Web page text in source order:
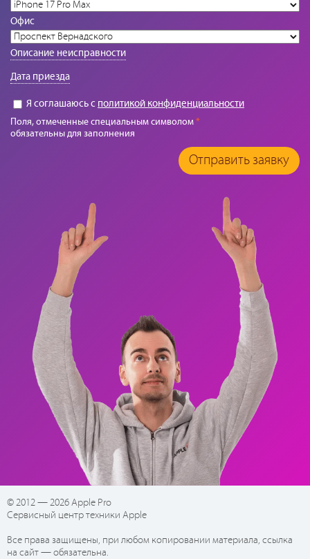
Офис
Описание неисправности
Дата приезда
Я соглашаюсь с политикой конфиденциальности
Поля, отмеченные специальным символом*
обязательны для заполнения
Отправить заявку
© 2012 — 2026 Apple Pro
Сервисный центр техники Apple
Все права защищены, при любом копировании материала, ссылка
на сайт — обязательна.